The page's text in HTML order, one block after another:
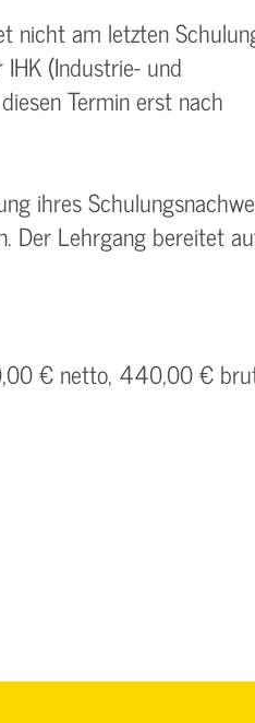
nicht am letzten
(Industrie- und
Termin erst nach
ihres
Der Lehrgang bereitet
€ netto, 440,00 €